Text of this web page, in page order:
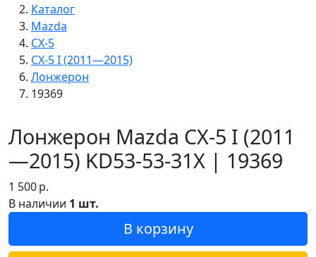
Каталог
Mazda
CX-5
CX-5 I (2011—2015)
Лонжерон
19369
Лонжерон Mazda CX-5 I (2011
—2015) KD53-53-31X | 19369
1 500р.
В наличии 1 шт.
В корзину